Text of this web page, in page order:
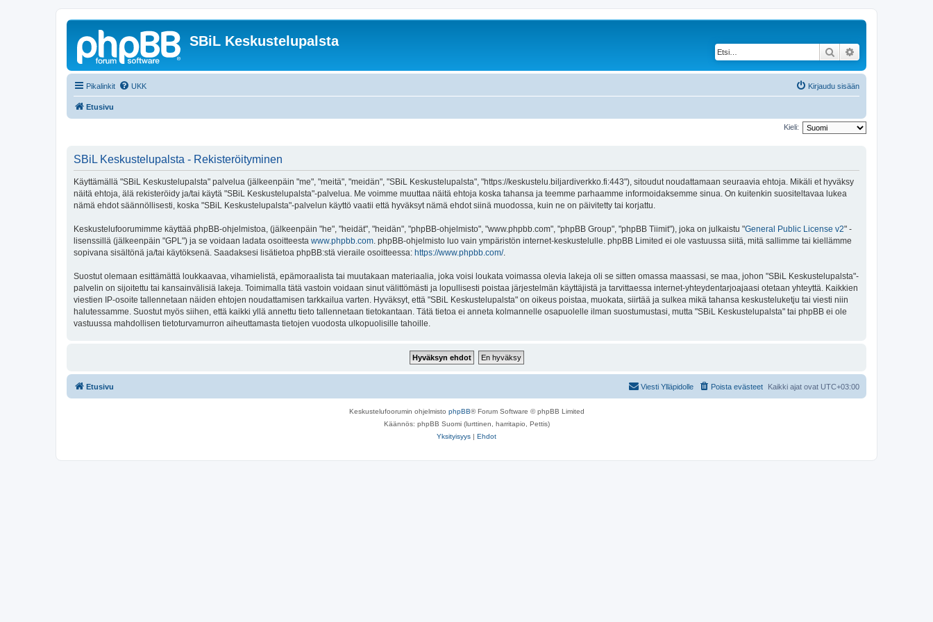
SBiL Keskustelupalsta
Etsi
Pikalinkit UKK Kirjaudu sisään
Etusivu
Kieli:
SBiL Keskustelupalsta - Rekisteröityminen
Käyttämällä "SBiL Keskustelupalsta" palvelua (jälkeenpäin "me", "meitä", "meidän", "SBiL Keskustelupalsta", "https://keskustelu.biljardiverkko.fi:443"), sitoudut noudattamaan seuraavia ehtoja. Mikäli et hyväksy
näitä ehtoja, älä rekisteröidy ja/tai käytä "SBiL Keskustelupalsta"-palvelua. Me voimme muuttaa näitä ehtoja koska tahansa ja teemme parhaamme informoidaksemme sinua. On kuitenkin suositeltavaa lukea
nämä ehdot säännöllisesti, koska "SBiL Keskustelupalsta"-palvelun käyttö vaatii että hyväksyt nämä ehdot siinä muodossa, kuin ne on päivitetty tai korjattu.
Keskustelufoorumimme käyttää phpBB-ohjelmistoa, (jälkeenpäin "he", "heidät", "heidän", "phpBB-ohjelmisto", "www.phpbb.com", "phpBB Group", "phpBB Tiimit"), joka on julkaistu "General Public License v2" -
lisenssillä (jälkeenpäin "GPL") ja se voidaan ladata osoitteesta www.phpbb.com . phpBB-ohjelmisto luo vain ympäristön internet-keskustelulle. phpBB Limited ei ole vastuussa siitä, mitä sallimme tai kiellämme
sopivana sisältönä ja/tai käytöksenä. Saadaksesi lisätietoa phpBB:stä vieraile osoitteessa: https://www.phpbb.com/.
Suostut olemaan esittämättä loukkaavaa, vihamielistä, epämoraalista tai muutakaan materiaalia, joka voisi loukata voimassa olevia lakeja oli se sitten omassa maassasi, se maa, johon "SBiL Keskustelupalsta"-
palvelin on sijoitettu tai kansainvälisiä lakeja. Toimimalla tätä vastoin voidaan sinut välittömästi ja lopullisesti poistaa järjestelmän käyttäjistä ja tarvittaessa internet-yhteydentarjoajaasi otetaan yhteyttä. Kaikkien
viestien IP-osoite tallennetaan näiden ehtojen noudattamisen tarkkailua varten. Hyväksyt, että "SBiL Keskustelupalsta" on oikeus poistaa, muokata, siirtää ja sulkea mikä tahansa keskusteluketju tai viesti niin
halutessamme. Suostut myös siihen, että kaikki yllä annettu tieto tallennetaan tietokantaan. Tätä tietoa ei anneta kolmannelle osapuolelle ilman suostumustasi, mutta "SBiL Keskustelupalsta" tai phpBB ei ole
vastuussa mahdollisen tietoturvamurron aiheuttamasta tietojen vuodosta ulkopuolisille tahoille.
Etusivu Kaikki ajat ovat UTC+03:00
Poista evästeet
Viesti Ylläpidolle
Keskustelufoorumin ohjelmisto phpBB® Forum Software © phpBB Limited
Käännös: phpBB Suomi (lurttinen, harritapio, Pettis)
Yksityisyys | Ehdot